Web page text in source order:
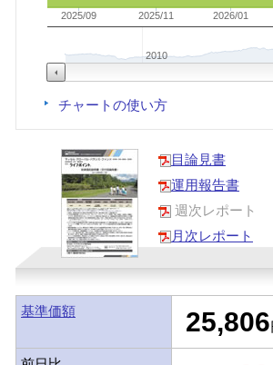
2025/09 2025/11 2026/01
2010
チャートの使い方
目論見書
運用報告書
週次レポート
月次レポート
基準価額 25,806